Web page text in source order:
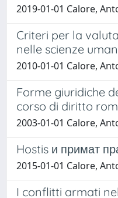
2019-01-01 Calore,
Criteri per la
nelle scienze
2010-01-01 Calore,
Forme giuridiche
corso di diritto
2003-01-01 Calore,
Hostis и примат
2015-01-01 Calore,
I conflitti armati